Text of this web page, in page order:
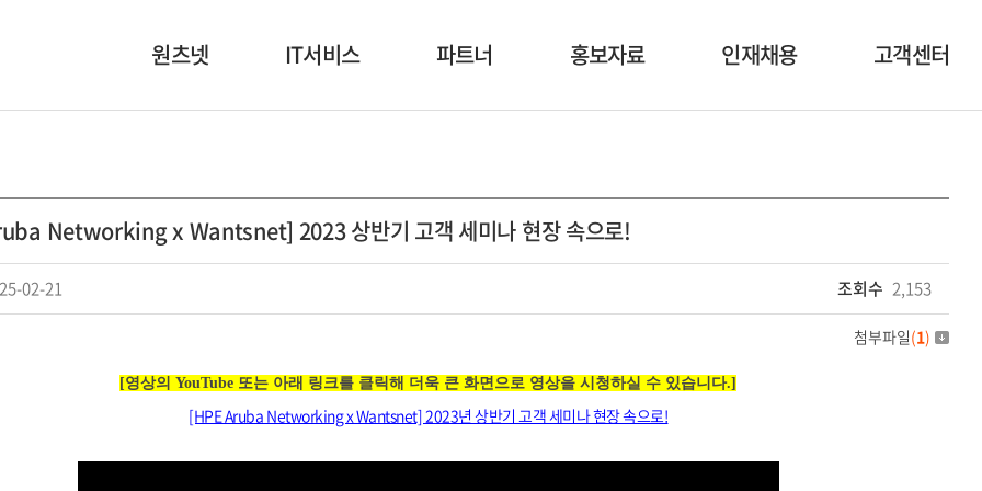
원츠넷
인사말
회사연혁
본부소개
IT서비스
보안
디지털 인프라
HABER
파트너
협력사
홍보자료
행사소식
영상자료
인재채용
복리후생
고객센터
1:1 문의
Networking x Wantsnet] 2023 상반기 고객 세미나 현장 속으로!
02-21 조회수 2,153
첨부파일(1)
[영상의 YouTube 또는 아래 링크를 클릭해 더욱 큰 화면으로 영상을 시청하실 수 있습니다.]
[HPE Aruba Networking x Wantsnet] 2023년 상반기 고객 세미나 현장 속으로!